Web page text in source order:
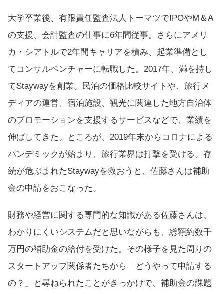
大学卒業後、有限責任監査法人トーマツでIPOやM＆A
の支援、会計監査の仕事に6年間従事。さらにアメリ
カ・シアトルで2年間キャリアを積み、起業準備とし
てコンサルベンチャーに転職した。2017年、満を持し
てStaywayを創業。民泊の価格比較サイトや、旅行メ
ディアの運営、宿泊施設、観光に関連した地方自治体
のプロモーションを支援するサービスなどで、業績を
伸ばしてきた。ところが、2019年末からコロナによる
パンデミックが始まり、旅行業界は打撃を受ける。存
続が危ぶまれたStaywayを救おうと、佐藤さんは補助
金の申請をおこなった。
財務や経営に関する専門的な知識がある佐藤さんは、
わかりにくいシステムだと思いながらも、総額約数千
万円の補助金の給付を受けた。その様子を見た周りの
スタートアップ関係者たちから「どうやって申請する
の？」と尋ねられたことがきっかけで、補助金の課題